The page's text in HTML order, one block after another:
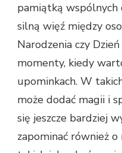
pamiątką wspólnych
silną więź między
Narodzenia czy
momenty, kiedy
upominkach. W
może dodać magii i
się jeszcze bardziej
zapominać również